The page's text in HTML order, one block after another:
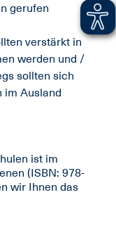
gerufen
verstärkt in
werden und /
sollten sich
im Ausland
ist im
(ISBN: 978-
wir Ihnen das